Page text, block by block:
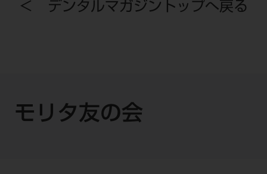
＜ デンタルマガジントップへ戻る
モリタ友の会